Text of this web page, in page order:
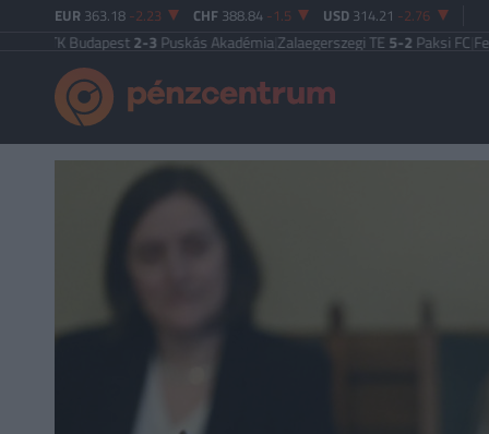
EUR 363.18 -2.23 CHF 388.84 -1.5 USD 314.21 -2.76
Budapest2-3Puskás Akadémia |Zalaegerszegi TE5-2Paksi FC|